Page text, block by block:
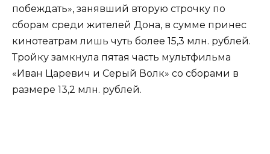
побеждать», занявший вторую строчку по
сборам среди жителей Дона, в сумме принес
кинотеатрам лишь чуть более 15,3 млн. рублей.
Тройку замкнула пятая часть мультфильма
«Иван Царевич и Серый Волк» со сборами в
размере 13,2 млн. рублей.